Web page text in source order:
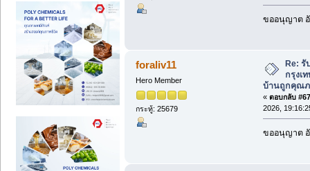
ขออนุญาต
foraliv11
Hero Member
กระทู้: 25679
Re: รั
กรุงเ
บ้านถูกคุณภ
« ตอบกลับ
2026,
ขออนุญาต